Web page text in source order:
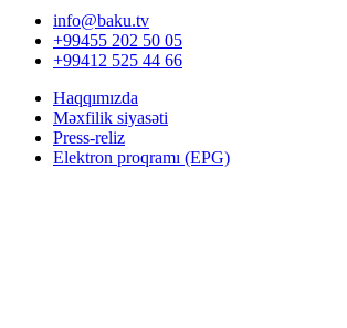
info@baku.tv
+99455 202 50 05
+99412 525 44 66
Haqqımızda
Məxfilik siyasəti
Press-reliz
Elektron proqramı (EPG)